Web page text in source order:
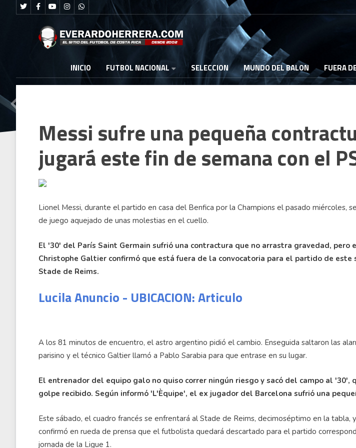
INICIO FUTBOL NACIONAL SELECCION MUNDO DEL BALON FUERA
Messi sufre una pequeña
jugará este fin de semana con el
Lionel Messi, durante el partido en casa del Benfica por la Champions el pasado miércoles,
de juego aquejado de unas molestias en el cuello.
El '30' del París Saint Germain sufrió una contractura que no arrastra gravedad, pero
Christophe Galtier confirmó que está fuera de la convocatoria para el partido de este
Stade de Reims.
Lucila Anuncio - UBICACION: Articulo
A los 81 minutos de encuentro, el astro argentino pidió el cambio. Enseguida saltaron las
parisino y el técnico Galtier llamó a Pablo Sarabia para que entrase en su lugar.
El entrenador del equipo galo no quiso correr ningún riesgo y sacó del campo al '30',
golpe recibido. Según informó 'L'Èquipe', el ex jugador del Barcelona sufrió una
Este sábado, el cuadro francés se enfrentará al Stade de Reims, decimoséptimo en la tabla,
confirmó en rueda de prensa que el futbolista quedará descartado para el partido
jornada de la Ligue 1.